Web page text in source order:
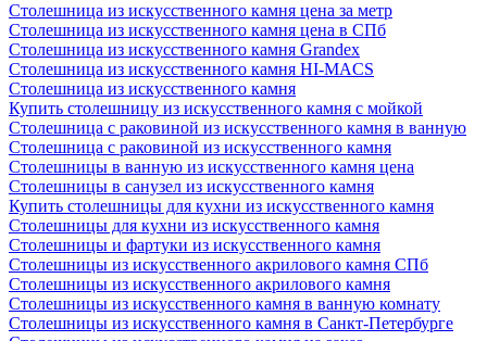
Столешница из искусственного камня цена за метр
Столешница из искусственного камня цена в СПб
Столешница из искусственного камня Grandex
Столешница из искусственного камня HI-MACS
Столешница из искусственного камня
Купить столешницу из искусственного камня с мойкой
Столешница с раковиной из искусственного камня в ванную
Столешница с раковиной из искусственного камня
Столешницы в ванную из искусственного камня цена
Столешницы в санузел из искусственного камня
Купить столешницы для кухни из искусственного камня
Столешницы для кухни из искусственного камня
Столешницы и фартуки из искусственного камня
Столешницы из искусственного акрилового камня СПб
Столешницы из искусственного акрилового камня
Столешницы из искусственного камня в ванную комнату
Столешницы из искусственного камня в Санкт-Петербурге